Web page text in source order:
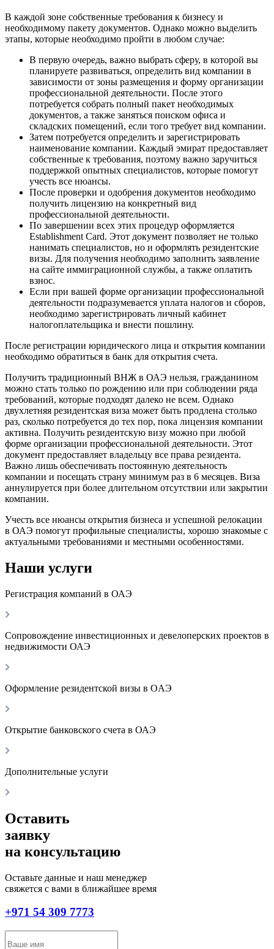
В каждой зоне собственные требования к бизнесу и
необходимому пакету документов. Однако можно выделить
этапы, которые необходимо пройти в любом случае:
В первую очередь, важно выбрать сферу, в которой вы
планируете развиваться, определить вид компании в
зависимости от зоны размещения и форму организации
профессиональной деятельности. После этого
потребуется собрать полный пакет необходимых
документов, а также заняться поиском офиса и
складских помещений, если того требует вид компании.
Затем потребуется определить и зарегистрировать
наименование компании. Каждый эмират предоставляет
собственные к требования, поэтому важно заручиться
поддержкой опытных специалистов, которые помогут
учесть все нюансы.
После проверки и одобрения документов необходимо
получить лицензию на конкретный вид
профессиональной деятельности.
По завершении всех этих процедур оформляется
Establishment Card. Этот документ позволяет не только
нанимать специалистов, но и оформлять резидентские
визы. Для получения необходимо заполнить заявление
на сайте иммиграционной службы, а также оплатить
взнос.
Если при вашей форме организации профессиональной
деятельности подразумевается уплата налогов и сборов,
необходимо зарегистрировать личный кабинет
налогоплательщика и внести пошлину.
После регистрации юридического лица и открытия компании
необходимо обратиться в банк для открытия счета.
Получить традиционный ВНЖ в ОАЭ нельзя, гражданином
можно стать только по рождению или при соблюдении ряда
требований, которые подходят далеко не всем. Однако
двухлетняя резидентская виза может быть продлена столько
раз, сколько потребуется до тех пор, пока лицензия компании
активна. Получить резидентскую визу можно при любой
форме организации профессиональной деятельности. Этот
документ предоставляет владельцу все права резидента.
Важно лишь обеспечивать постоянную деятельность
компании и посещать страну минимум раз в 6 месяцев. Виза
аннулируется при более длительном отсутствии или закрытии
компании.
Учесть все нюансы открытия бизнеса и успешной релокации
в ОАЭ помогут профильные специалисты, хорошо знакомые с
актуальными требованиями и местными особенностями.
Наши услуги
Регистрация компаний в ОАЭ
Сопровождение инвестиционных и девелоперских проектов в
недвижимости ОАЭ
Оформление резидентской визы в OAЭ
Открытие банковского счета в ОАЭ
Дополнительные услуги
Оставить
заявку
на консультацию
Оставьте данные и наш менеджер
свяжется с вами в ближайшее время
+971 54 309 7773